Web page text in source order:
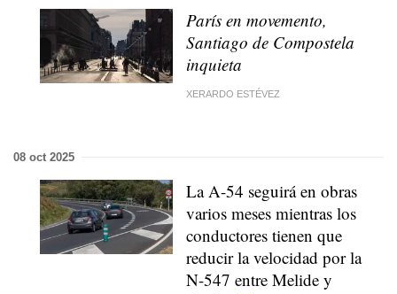
París en movemento,
Santiago de Compostela
inquieta
XERARDO ESTÉVEZ
08 oct 2025
La A-54 seguirá en obras
varios meses mientras los
conductores tienen que
reducir la velocidad por la
N-547 entre Melide y